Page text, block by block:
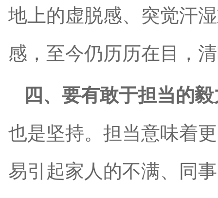
地上的虚脱感、突觉汗
感，至今仍历历在目，
四、要有敢于担当的
也是坚持。担当意味着
易引起家人的不满、同